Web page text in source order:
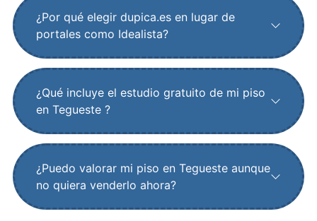
¿Por qué elegir dupica.es en lugar de
portales como Idealista?
¿Qué incluye el estudio gratuito de mi piso
en Tegueste ?
¿Puedo valorar mi piso en Tegueste aunque
no quiera venderlo ahora?